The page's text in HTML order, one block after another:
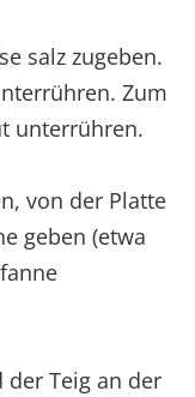
salz zugeben.
Zum
unterrühren.
von der Platte
geben (etwa
Teig an der